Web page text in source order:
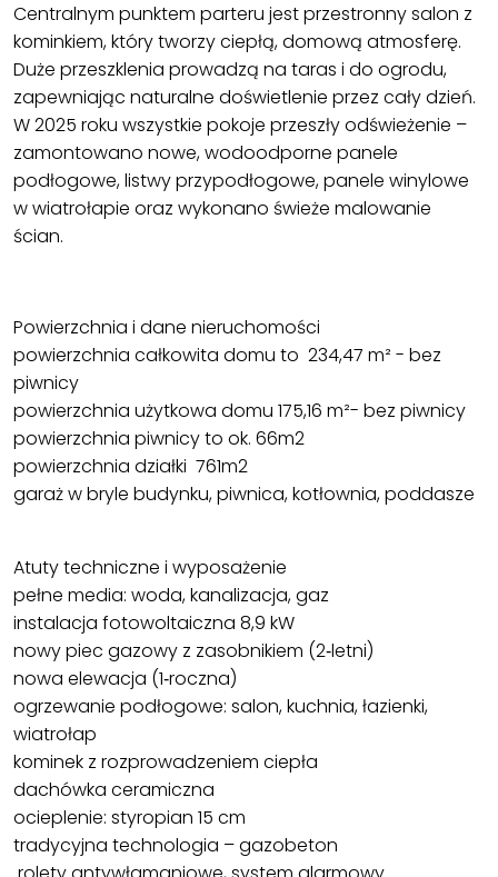
Centralnym punktem parteru jest przestronny salon z
kominkiem, który tworzy ciepłą, domową atmosferę.
Duże przeszklenia prowadzą na taras i do ogrodu,
zapewniając naturalne doświetlenie przez cały dzień.
W 2025 roku wszystkie pokoje przeszły odświeżenie –
zamontowano nowe, wodoodporne panele
podłogowe, listwy przypodłogowe, panele winylowe
w wiatrołapie oraz wykonano świeże malowanie
ścian.
Powierzchnia i dane nieruchomości
powierzchnia całkowita domu to 234,47 m² - bez
piwnicy
powierzchnia użytkowa domu 175,16 m²- bez piwnicy
powierzchnia piwnicy to ok. 66m2
powierzchnia działki 761m2
garaż w bryle budynku, piwnica, kotłownia, poddasze
Atuty techniczne i wyposażenie
pełne media: woda, kanalizacja, gaz
instalacja fotowoltaiczna 8,9 kW
nowy piec gazowy z zasobnikiem (2‑letni)
nowa elewacja (1‑roczna)
ogrzewanie podłogowe: salon, kuchnia, łazienki,
wiatrołap
kominek z rozprowadzeniem ciepła
dachówka ceramiczna
ocieplenie: styropian 15 cm
tradycyjna technologia – gazobeton